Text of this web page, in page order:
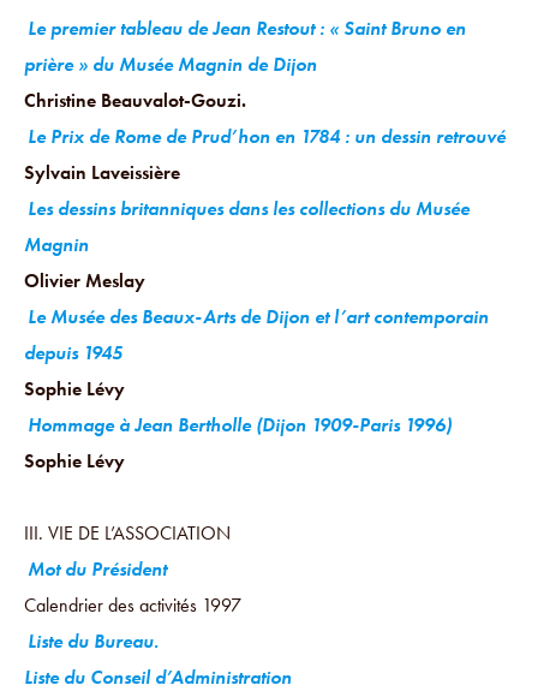
Le premier tableau de Jean Restout : « Saint Bruno en
prière » du Musée Magnin de Dijon
Christine Beauvalot-Gouzi.
Le Prix de Rome de Prud’hon en 1784 : un dessin retrouvé
Sylvain Laveissière
Les dessins britanniques dans les collections du Musée
Magnin
Olivier Meslay
Le Musée des Beaux-Arts de Dijon et l’art contemporain
depuis 1945
Sophie Lévy
Hommage à Jean Bertholle (Dijon 1909-Paris 1996)
Sophie Lévy
III. VIE DE L’ASSOCIATION
Mot du Président
Calendrier des activités 1997
Liste du Bureau.
Liste du Conseil d’Administration